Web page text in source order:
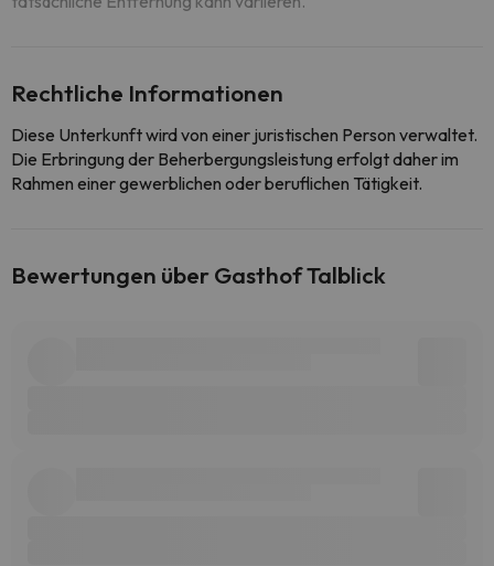
Rechtliche Informationen
Diese Unterkunft wird von einer juristischen Person verwaltet.
Die Erbringung der Beherbergungsleistung erfolgt daher im
Rahmen einer gewerblichen oder beruflichen Tätigkeit.
Bewertungen über Gasthof Talblick